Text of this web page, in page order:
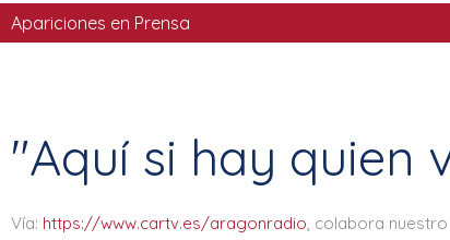
Apariciones en Prensa
"Aquí si hay quien
Vía: https://www.cartv.es/aragonradio, colabora